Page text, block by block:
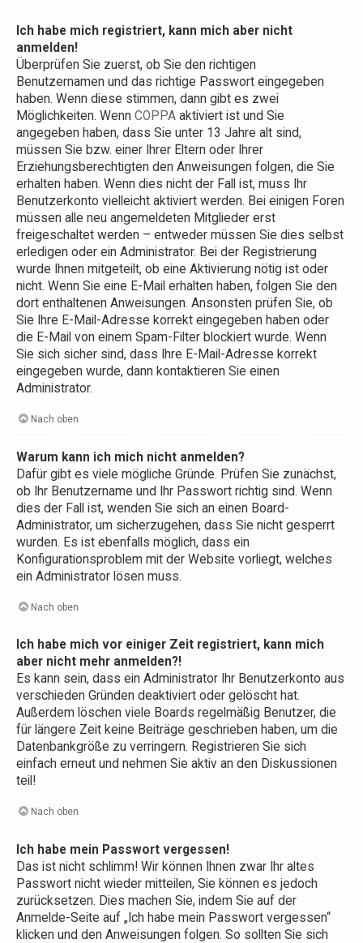
Ich habe mich registriert, kann mich aber nicht
anmelden!
Überprüfen Sie zuerst, ob Sie den richtigen
Benutzernamen und das richtige Passwort eingegeben
haben. Wenn diese stimmen, dann gibt es zwei
Möglichkeiten. Wenn COPPA aktiviert ist und Sie
angegeben haben, dass Sie unter 13 Jahre alt sind,
müssen Sie bzw. einer Ihrer Eltern oder Ihrer
Erziehungsberechtigten den Anweisungen folgen, die Sie
erhalten haben. Wenn dies nicht der Fall ist, muss Ihr
Benutzerkonto vielleicht aktiviert werden. Bei einigen Foren
müssen alle neu angemeldeten Mitglieder erst
freigeschaltet werden – entweder müssen Sie dies selbst
erledigen oder ein Administrator. Bei der Registrierung
wurde Ihnen mitgeteilt, ob eine Aktivierung nötig ist oder
nicht. Wenn Sie eine E-Mail erhalten haben, folgen Sie den
dort enthaltenen Anweisungen. Ansonsten prüfen Sie, ob
Sie Ihre E-Mail-Adresse korrekt eingegeben haben oder
die E-Mail von einem Spam-Filter blockiert wurde. Wenn
Sie sich sicher sind, dass Ihre E-Mail-Adresse korrekt
eingegeben wurde, dann kontaktieren Sie einen
Administrator.
Nach oben
Warum kann ich mich nicht anmelden?
Dafür gibt es viele mögliche Gründe. Prüfen Sie zunächst,
ob Ihr Benutzername und Ihr Passwort richtig sind. Wenn
dies der Fall ist, wenden Sie sich an einen Board-
Administrator, um sicherzugehen, dass Sie nicht gesperrt
wurden. Es ist ebenfalls möglich, dass ein
Konfigurationsproblem mit der Website vorliegt, welches
ein Administrator lösen muss.
Nach oben
Ich habe mich vor einiger Zeit registriert, kann mich
aber nicht mehr anmelden?!
Es kann sein, dass ein Administrator Ihr Benutzerkonto aus
verschieden Gründen deaktiviert oder gelöscht hat.
Außerdem löschen viele Boards regelmäßig Benutzer, die
für längere Zeit keine Beiträge geschrieben haben, um die
Datenbankgröße zu verringern. Registrieren Sie sich
einfach erneut und nehmen Sie aktiv an den Diskussionen
teil!
Nach oben
Ich habe mein Passwort vergessen!
Das ist nicht schlimm! Wir können Ihnen zwar Ihr altes
Passwort nicht wieder mitteilen, Sie können es jedoch
zurücksetzen. Dies machen Sie, indem Sie auf der
Anmelde-Seite auf „Ich habe mein Passwort vergessen“
klicken und den Anweisungen folgen. So sollten Sie sich